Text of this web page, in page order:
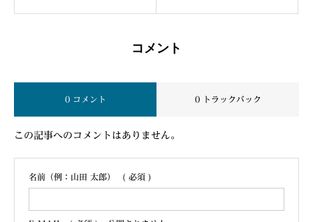
コメント
0 コメント 0 トラックバック
この記事へのコメントはありません。
名前（例：山田 太郎） ( 必須 )